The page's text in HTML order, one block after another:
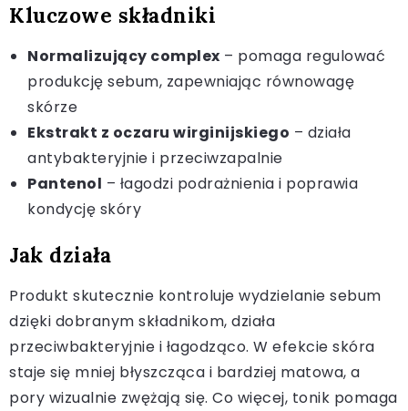
Kluczowe składniki
Normalizujący complex – pomaga regulować
produkcję sebum, zapewniając równowagę
skórze
Ekstrakt z oczaru wirginijskiego – działa
antybakteryjnie i przeciwzapalnie
Pantenol – łagodzi podrażnienia i poprawia
kondycję skóry
Jak działa
Produkt skutecznie kontroluje wydzielanie sebum
dzięki dobranym składnikom, działa
przeciwbakteryjnie i łagodząco. W efekcie skóra
staje się mniej błyszcząca i bardziej matowa, a
pory wizualnie zwężają się. Co więcej, tonik pomaga